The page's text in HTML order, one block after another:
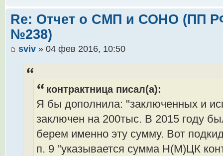
Re: Отчет о СМП и СОНО (ПП РФ
№238)
sviv » 04 фев 2016, 10:50
контрактница писал(а):
Я бы дополнила: "заключенных и
заключен на 200тыс. В 2015 году
берем именно эту сумму. Вот
п. 9 "указывается сумма Н(М)ЦК